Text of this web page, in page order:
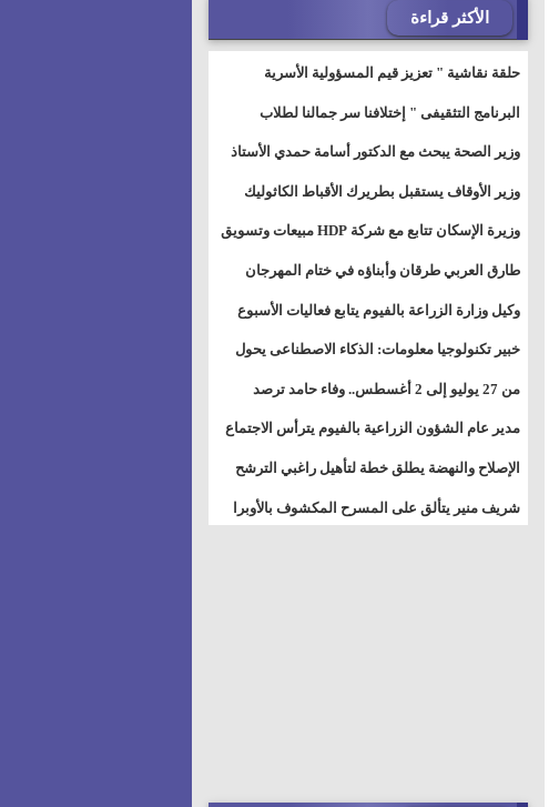
الأكثر قراءة
حلقة نقاشية " تعزيز قيم المسؤولية الأسرية
البرنامج التثقيفى " إختلافنا سر جمالنا لطلاب
وطالبات ذوى الهمهم" بمدارس التربية الخاصة
وزير الصحة يبحث مع الدكتور أسامة حمدي الأستاذ
بجامعة هارفارد توسيع برامج التوعية بمرض السكري
وزير الأوقاف يستقبل بطريرك الأقباط الكاثوليك
وزيرة الإسكان تتابع مع شركة HDP مبيعات وتسويق
مشروعات المدن الجديدة
طارق العربي طرقان وأبناؤه في ختام المهرجان
الصيفي للموسيقى والغناء بالمسرح المكشوف
وكيل وزارة الزراعة بالفيوم يتابع فعاليات الأسبوع
خبير تكنولوجيا معلومات: الذكاء الاصطناعى يحول
المستخدم إلى سلعة فى اقتصاد الانتباه
من 27 يوليو إلى 2 أغسطس.. وفاء حامد ترصد
تأثيرات أقوى الاتصالات الفلكية على الأبراج
مدير عام الشؤون الزراعية بالفيوم يترأس الاجتماع
الدوري لمتابعة الحصر الحيازي الجديدة
الإصلاح والنهضة يطلق خطة لتأهيل راغبي الترشح
للمجالس الشعبية المحلية ويستعرض خطط أماناته
بالمحافظات
شريف منير يتألق على المسرح المكشوف بالأوبرا